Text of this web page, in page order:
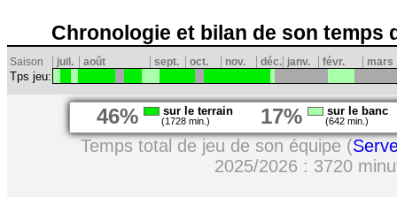
Chronologie et bilan de son temps
Saison juil. août sept. oct. nov. déc. janv. févr. mars
Tps jeu:
46% sur le terrain
(1728 min.) 17% sur le banc
(642 min.)
Temps total de jeu de son équipe (
2025/2026 : 3720